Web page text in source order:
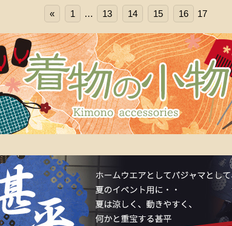
« 1 … 13 14 15 16 17